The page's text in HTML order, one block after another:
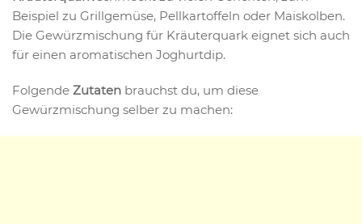
Beispiel zu Grillgemüse, Pellkartoffeln oder Maiskolben.
Die Gewürzmischung für Kräuterquark eignet sich auch
für einen aromatischen Joghurtdip.
Folgende Zutaten brauchst du, um diese
Gewürzmischung selber zu machen: